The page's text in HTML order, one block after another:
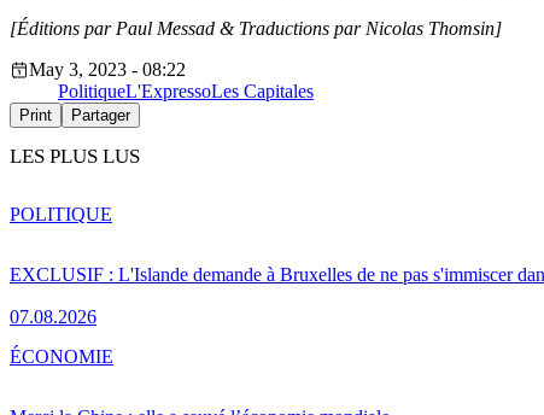
[Éditions par Paul Messad & Traductions par Nicolas Thomsin]
May 3, 2023 - 08:22
PolitiqueL'ExpressoLes Capitales
Print Partager
LES PLUS LUS
EXCLUSIF : L'Islande demande à Bruxelles de ne pas s'immiscer
07.08.2026
POLITIQUE
ÉCONOMIE